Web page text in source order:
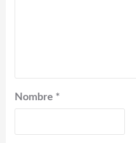
Nombre *